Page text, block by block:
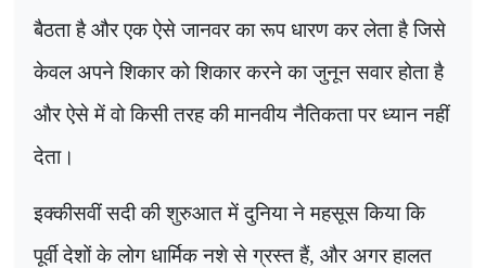
बैठता है और एक ऐसे जानवर का रूप धारण कर लेता है जिसे
केवल अपने शिकार को शिकार करने का जुनून सवार होता है
और ऐसे में वो किसी तरह की मानवीय नैतिकता पर ध्यान नहीं
देता।
इक्कीसवीं सदी की शुरुआत में दुनिया ने महसूस किया कि
पूर्वी देशों के लोग धार्मिक नशे से ग्रस्त हैं, और अगर हालत